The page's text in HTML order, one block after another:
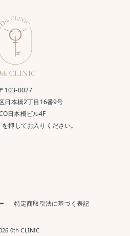
103-0027
日本橋2丁目16番9号
日本橋ビル4F
押してお入りください。
特定商取引法に基づく表記
0th CLINIC